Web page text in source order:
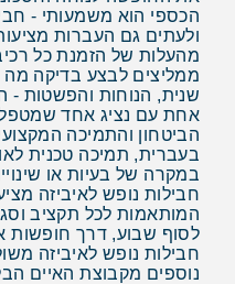
הכספי הוא משמעותי -
מהעלות של הזמנת כל
ממליצים לבצע בדיקה
שנית, הנוחות והפשטות -
אחת עם נציג אחד
הביטחון והתמיכה
בעברית, תמיכה טכנית
במקרה של בעיות או
חבילות נופש לאיביזה
המותאמות לכל תקציב
לסוף שבוע, דרך חופשות
חבילות נופש לאיביזה
נוספים מקבוצת האיים